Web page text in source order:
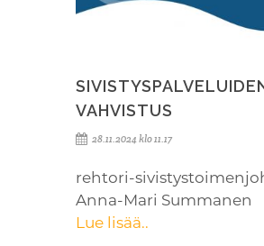
VAHVISTUS
28.11.2024 klo 11.17
rehtori-
Anna-Mari Summanen
Lue lisää..